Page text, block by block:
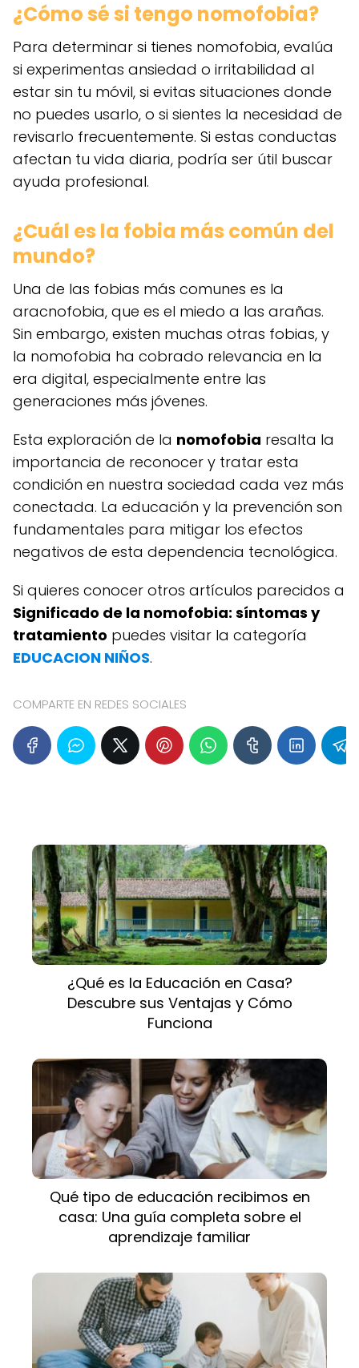
¿Cómo sé si tengo nomofobia?
Para determinar si tienes nomofobia, evalúa
si experimentas ansiedad o irritabilidad al
estar sin tu móvil, si evitas situaciones donde
no puedes usarlo, o si sientes la necesidad de
revisarlo frecuentemente. Si estas conductas
afectan tu vida diaria, podría ser útil buscar
ayuda profesional.
¿Cuál es la fobia más común del
mundo?
Una de las fobias más comunes es la
aracnofobia, que es el miedo a las arañas.
Sin embargo, existen muchas otras fobias, y
la nomofobia ha cobrado relevancia en la
era digital, especialmente entre las
generaciones más jóvenes.
Esta exploración de la nomofobia resalta la
importancia de reconocer y tratar esta
condición en nuestra sociedad cada vez más
conectada. La educación y la prevención son
fundamentales para mitigar los efectos
negativos de esta dependencia tecnológica.
Si quieres conocer otros artículos parecidos a
Significado de la nomofobia: síntomas y
tratamiento puedes visitar la categoría
EDUCACION NIÑOS.
COMPARTE EN REDES SOCIALES
¿Qué es la Educación en Casa?
Descubre sus Ventajas y Cómo
Funciona
Qué tipo de educación recibimos en
casa: Una guía completa sobre el
aprendizaje familiar